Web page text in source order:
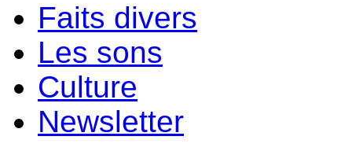
Faits divers
Les sons
Culture
Newsletter